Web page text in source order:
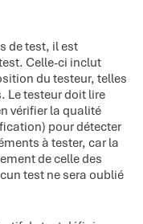
de test, il est
Celle-ci inclut
du testeur, telles
Le testeur doit lire
vérifier la qualité
pour détecter
à tester, car la
de celle des
test ne sera oublié